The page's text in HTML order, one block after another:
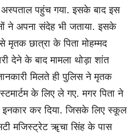
पहुंच गया. इसके बाद इस
ने अपना संदेह भी जताया. इसके
मृतक छात्रा के पिता मोहम्मद
देने के बाद मामला थोड़ा शांत
मिलते ही पुलिस ने मृतक
के लिए ले गए. मगर पिता ने
इनकार कर दिया. जिसके लिए स्कूल
मजिस्ट्रेट ॠचा सिंह के पास